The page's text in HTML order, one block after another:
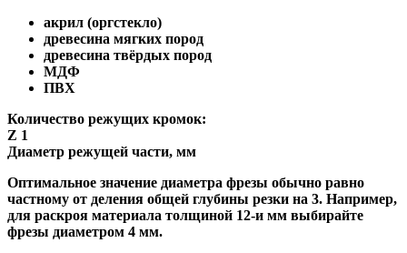
акрил (оргстекло)
древесина мягких пород
древесина твёрдых пород
МДФ
ПВХ
Количество режущих кромок:
Z 1
Диаметр режущей части, мм
Оптимальное значение диаметра фрезы обычно равно
частному от деления общей глубины резки на 3. Например,
для раскроя материала толщиной 12-и мм выбирайте
фрезы диаметром 4 мм.